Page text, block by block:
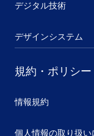
デジタル技術
デザインシステム
規約・ポリシー
情報規約
個人情報の取り扱い